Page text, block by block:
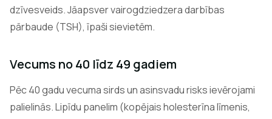
dzīvesveids. Jāapsver vairogdziedzera darbības
pārbaude (TSH), īpaši sievietēm.
Vecums no 40 līdz 49 gadiem
Pēc 40 gadu vecuma sirds un asinsvadu risks ievērojami
palielinās. Lipīdu panelim (kopējais holesterīna līmenis,